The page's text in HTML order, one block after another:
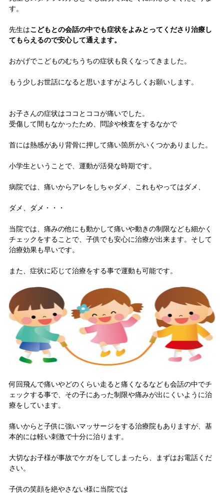
す。
先生はこどもとの会話の中でも症状をよみとってくださり治療し
てもらえるので安心して通えます。
おかげでこどものむちうちの症状も良くなってきました。
もう少しお世話になると思いますがよろしくお願いします。
お子さんの症状はココとココが痛いでした。
受傷して間もなかったため、問診や検査をするなかで
首には熱感があり背骨に押して痛い箇所がいくつかありました。
小学生ということで、運動が活発な時期です。
病院では、痛いからアレをしちゃダメ、これもやってはダメ、
ダメ、ダメ・・・
当院では、痛みの他にも動かして痛いや動きの制限なども細かく
チェックをすることで、子供でも安心に治療が出来ます。そして
治療効果も早いです。
また、症状に応じて治療をする事で運動も可能です。
何回飛んで痛いやどのくらい走ると痛くなるなども会話の中でチ
ェックする事で、その子にあった制限や痛みが出にくいように治
療をしています。
痛いからと子供に強いマッサージをする治療院もありますが、基
本的には軽い刺激で十分に治ります。
大切なお子様が事故でケガをしてしまったら、まずはお電話くだ
さい。
子供の笑顔を絶やさない様に当院では